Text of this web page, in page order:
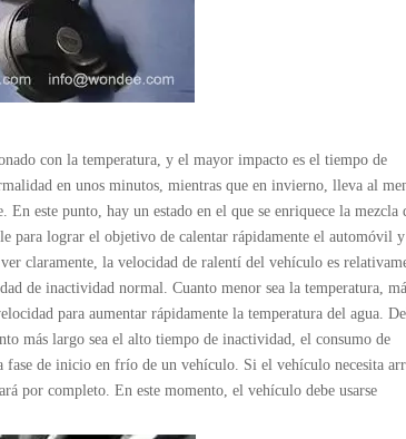
con la temperatura, y el mayor impacto es el tiempo de
en unos minutos, mientras que en invierno, lleva al
este punto, hay un estado en el que se enriquece la mezcla
para lograr el objetivo de calentar rápidamente el automóvil
claramente, la velocidad de ralentí del vehículo es
de inactividad normal. Cuanto menor sea la temperatura,
para aumentar rápidamente la temperatura del agua.
más largo sea el alto tiempo de inactividad, el consumo de
de inicio en frío de un vehículo. Si el vehículo necesita
por completo. En este momento, el vehículo debe usarse